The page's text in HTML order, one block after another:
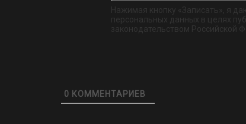
Нажимая кнопку «Записать», я
персональных данных в целях
законодательством Российской
0 КОММЕНТАРИЕВ